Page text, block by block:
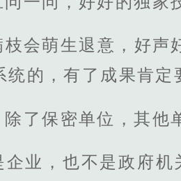
会萌生退意，好声
的，有了成果肯定
了保密单位，其他
企业，也不是政府